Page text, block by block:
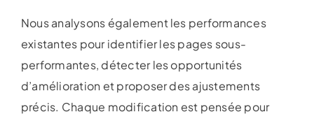
Nous analysons également les performances
existantes pour identifier les pages sous-
performantes, détecter les opportunités
d’amélioration et proposer des ajustements
précis. Chaque modification est pensée pour